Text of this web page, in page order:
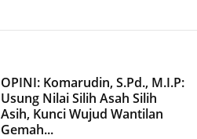
OPINI: Komarudin, S.Pd., M.I.P:
Usung Nilai Silih Asah Silih
Asih, Kunci Wujud Wantilan
Gemah...